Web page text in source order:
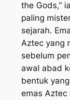
the Gods,”
paling
sejarah.
Aztec yang
sebelum
awal abad
bentuk
emas Aztec